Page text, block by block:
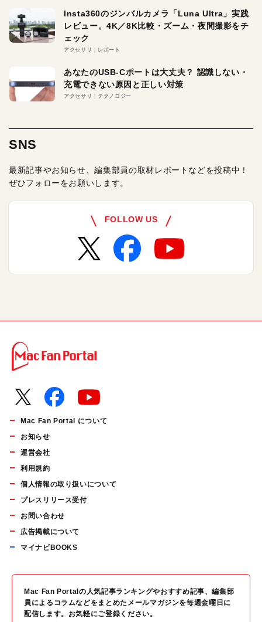
Insta360のジンバルカメラ「Luna Ultra」実践
レビュー。4K／8K比較・ズーム・夜間撮影をチ
ェック
アクセサリ レポート
あなたのUSB-Cポートは大丈夫？ 認識しない・
充電できない原因と正しい対策
アクセサリ テクノロジー
SNS
最新記事やお知らせ、編集部員の取材レポートなどを投稿中！
ぜひフォローをお願いします。
FOLLOW US
Mac Fan Portal について
お知らせ
運営会社
利用規約
個人情報の取り扱いについて
プレスリリース受付
お問い合わせ
広告掲載について
マイナビBOOKS
Mac Fan Portalの人気記事ランキングやおすすめ記事、編集部
員によるコラムなどをまとめたメールマガジンを毎週金曜日に
配信します。お気軽にご登録ください。